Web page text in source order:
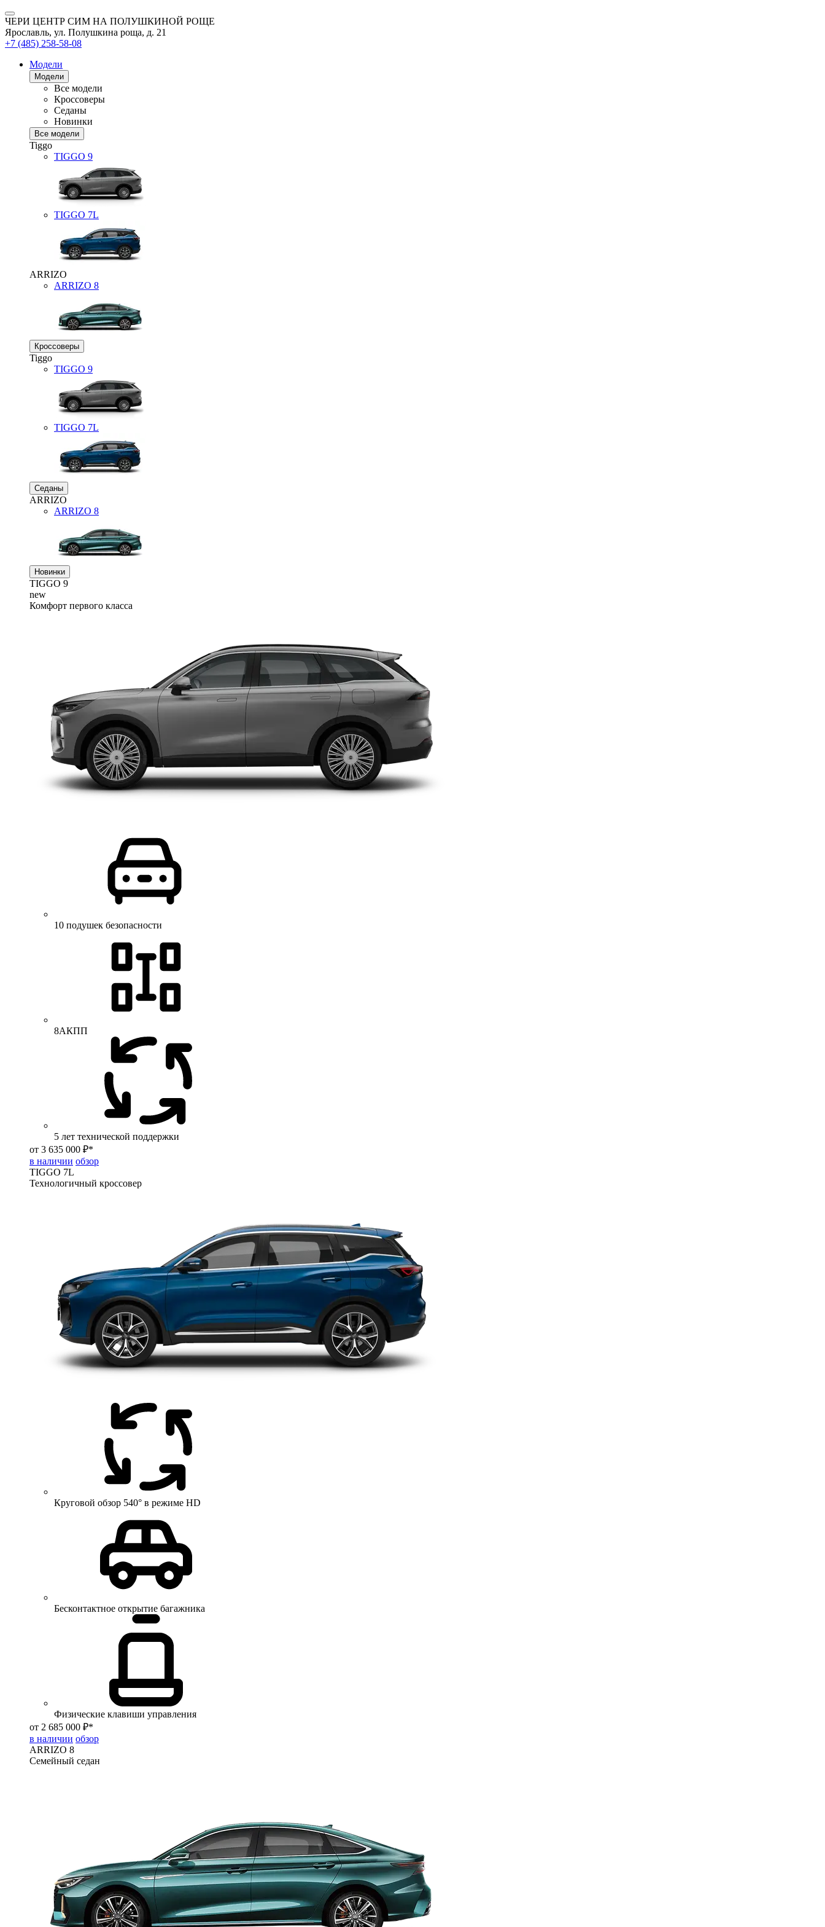
ЧЕРИ ЦЕНТР СИМ НА ПОЛУШКИНОЙ РОЩЕ
Ярославль, ул. Полушкина роща, д. 21
+7 (485) 258-58-08
Модели
Модели
Все модели
Кроссоверы
Седаны
Новинки
Все модели
Tiggo
TIGGO 9
TIGGO 7L
ARRIZO
ARRIZO 8
Кроссоверы
Tiggo
TIGGO 9
TIGGO 7L
Седаны
ARRIZO
ARRIZO 8
Новинки
TIGGO 9
new
Комфорт первого класса
10 подушек безопасности
8АКПП
5 лет технической поддержки
от 3 635 000 ₽*
в наличии обзор
TIGGO 7L
Технологичный кроссовер
Круговой обзор 540° в режиме HD
Бесконтактное открытие багажника
Физические клавиши управления
от 2 685 000 ₽*
в наличии обзор
ARRIZO 8
Семейный седан